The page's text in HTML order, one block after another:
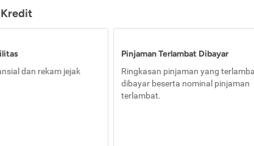
dan rekam jejak
Pinjaman Terlambat Dibayar
Ringkasan pinjaman yang
dibayar beserta nominal pinjaman
terlambat.